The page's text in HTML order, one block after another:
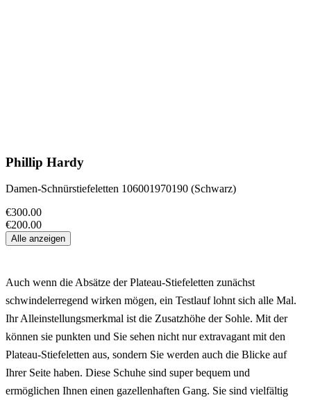
Phillip Hardy
Damen-Schnürstiefeletten 106001970190 (Schwarz)
€300.00
€200.00
Alle anzeigen
Auch wenn die Absätze der Plateau-Stiefeletten zunächst
schwindelerregend wirken mögen, ein Testlauf lohnt sich alle Mal.
Ihr Alleinstellungsmerkmal ist die Zusatzhöhe der Sohle. Mit der
können sie punkten und Sie sehen nicht nur extravagant mit den
Plateau-Stiefeletten aus, sondern Sie werden auch die Blicke auf
Ihrer Seite haben. Diese Schuhe sind super bequem und
ermöglichen Ihnen einen gazellenhaften Gang. Sie sind vielfältig